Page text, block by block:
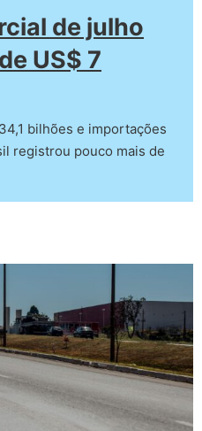
de julho
US$ 7
bilhões e importações
registrou pouco mais de